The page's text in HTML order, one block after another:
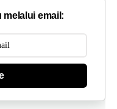
melalui email: